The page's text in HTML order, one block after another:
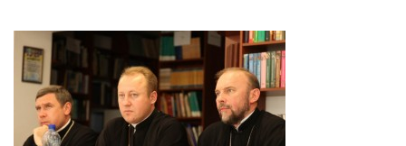
Архистратига Михаїла (с. Пригарівка)
Благовіщення Пресвятої Богородиці (с. Шевченки)
Введення у храм Пресвятої Богородиці (с. Дашківка)
Вознесіння ГНІХ (с. Витівка)